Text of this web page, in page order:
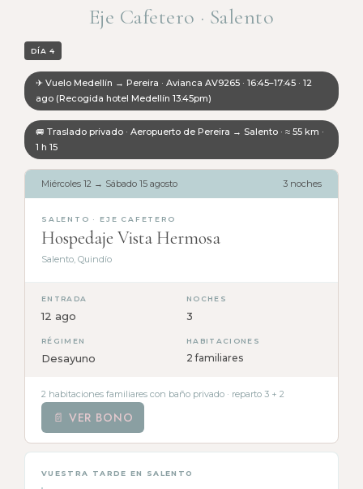
Eje Cafetero · Salento
DÍA 4
✈ Vuelo Medellín → Pereira · Avianca AV9265 · 16:45–17:45 · 12
ago (Recogida hotel Medellín 13:45pm)
🚐 Traslado privado · Aeropuerto de Pereira → Salento · ≈ 55 km ·
1 h 15
Miércoles 12 → Sábado 15 agosto 3 noches
SALENTO · EJE CAFETERO
Hospedaje Vista Hermosa
Salento, Quindío
ENTRADA
12 ago
NOCHES
3
RÉGIMEN
Desayuno
HABITACIONES
2 familiares
2 habitaciones familiares con baño privado · reparto 3 + 2
📄 VER BONO
VUESTRA TARDE EN SALENTO